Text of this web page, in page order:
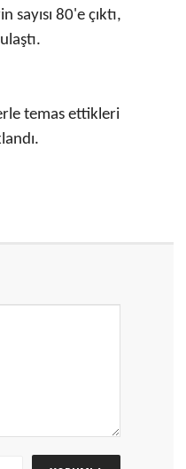
80'e çıktı,
temas ettikleri